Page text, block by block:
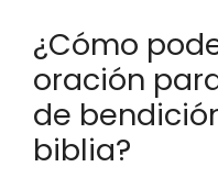
¿Cómo
oración
de
biblia?